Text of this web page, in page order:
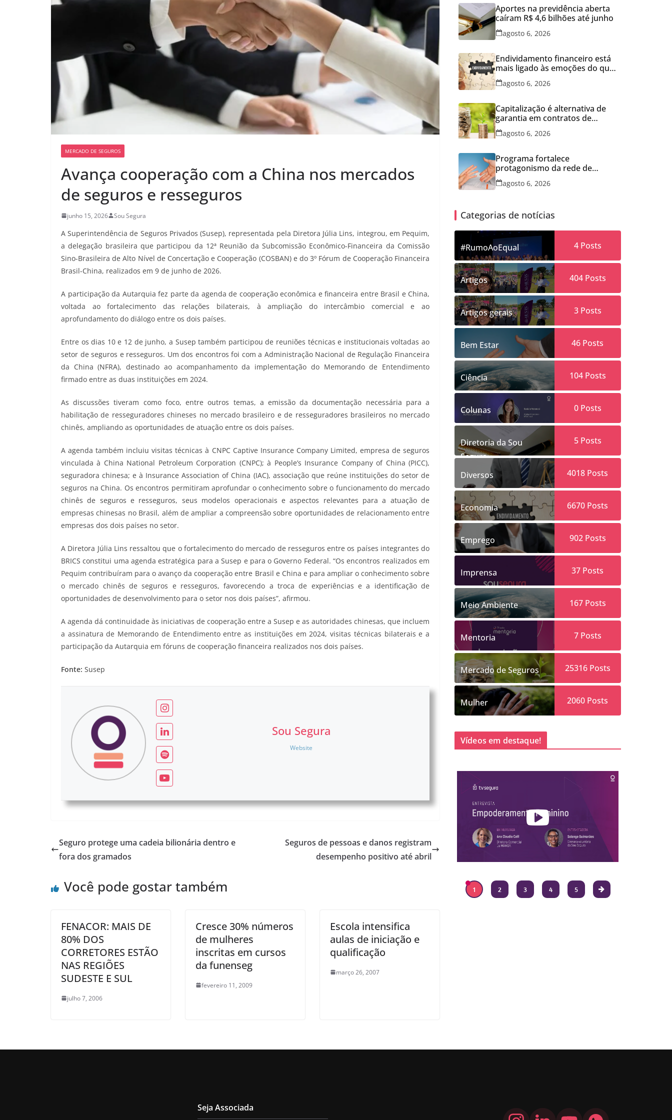
MERCADO DE SEGUROS
Avança cooperação com a China nos mercados
de seguros e resseguros
junho 15, 2026 Sou Segura
A Superintendência de Seguros Privados (Susep), representada pela Diretora Júlia Lins, integrou, em Pequim,
a delegação brasileira que participou da 12ª Reunião da Subcomissão Econômico-Financeira da Comissão
Sino-Brasileira de Alto Nível de Concertação e Cooperação (COSBAN) e do 3º Fórum de Cooperação Financeira
Brasil-China, realizados em 9 de junho de 2026.
A participação da Autarquia fez parte da agenda de cooperação econômica e financeira entre Brasil e China,
voltada ao fortalecimento das relações bilaterais, à ampliação do intercâmbio comercial e ao
aprofundamento do diálogo entre os dois países.
Entre os dias 10 e 12 de junho, a Susep também participou de reuniões técnicas e institucionais voltadas ao
setor de seguros e resseguros. Um dos encontros foi com a Administração Nacional de Regulação Financeira
da China (NFRA), destinado ao acompanhamento da implementação do Memorando de Entendimento
firmado entre as duas instituições em 2024.
As discussões tiveram como foco, entre outros temas, a emissão da documentação necessária para a
habilitação de resseguradores chineses no mercado brasileiro e de resseguradores brasileiros no mercado
chinês, ampliando as oportunidades de atuação entre os dois países.
A agenda também incluiu visitas técnicas à CNPC Captive Insurance Company Limited, empresa de seguros
vinculada à China National Petroleum Corporation (CNPC); à People’s Insurance Company of China (PICC),
seguradora chinesa; e à Insurance Association of China (IAC), associação que reúne instituições do setor de
seguros na China. Os encontros permitiram aprofundar o conhecimento sobre o funcionamento do mercado
chinês de seguros e resseguros, seus modelos operacionais e aspectos relevantes para a atuação de
empresas chinesas no Brasil, além de ampliar a compreensão sobre oportunidades de relacionamento entre
empresas dos dois países no setor.
A Diretora Júlia Lins ressaltou que o fortalecimento do mercado de resseguros entre os países integrantes do
BRICS constitui uma agenda estratégica para a Susep e para o Governo Federal. “Os encontros realizados em
Pequim contribuíram para o avanço da cooperação entre Brasil e China e para ampliar o conhecimento sobre
o mercado chinês de seguros e resseguros, favorecendo a troca de experiências e a identificação de
oportunidades de desenvolvimento para o setor nos dois países”, afirmou.
A agenda dá continuidade às iniciativas de cooperação entre a Susep e as autoridades chinesas, que incluem
a assinatura de Memorando de Entendimento entre as instituições em 2024, visitas técnicas bilaterais e a
participação da Autarquia em fóruns de cooperação financeira realizados nos dois países.
Fonte: Susep
Sou Segura
Website
Seguro protege uma cadeia bilionária dentro e
fora dos gramados
Seguros de pessoas e danos registram
desempenho positivo até abril
Você pode gostar também
FENACOR: MAIS DE
80% DOS
CORRETORES ESTÃO
NAS REGIÕES
SUDESTE E SUL
julho 7, 2006
Cresce 30% números
de mulheres
inscritas em cursos
da funenseg
fevereiro 11, 2009
Escola intensifica
aulas de iniciação e
qualificação
março 26, 2007
Aportes na previdência aberta
caíram R$ 4,6 bilhões até junho
agosto 6, 2026
Endividamento financeiro está
mais ligado às emoções do que
à falta de conhecimento
agosto 6, 2026
Capitalização é alternativa de
garantia em contratos de
aluguel
agosto 6, 2026
Programa fortalece
protagonismo da rede de
franquias
agosto 6, 2026
Categorias de notícias
#RumoAoEqual 4Posts
Artigos 404Posts
Artigos gerais 3Posts
Bem Estar 46 Posts
Ciência 104Posts
Colunas 0Posts
Diretoria da Sou
Segura
5Posts
Diversos 4018 Posts
Economia 6670 Posts
Emprego 902Posts
Imprensa 37 Posts
Meio Ambiente 167Posts
Mentoria 7Posts
Mercado de Seguros 25316Posts
Mulher 2060 Posts
Vídeos em destaque!
1 2 3 4 5
Seja Associada